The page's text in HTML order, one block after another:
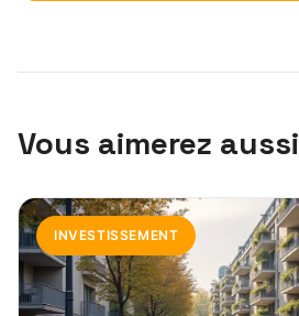
Vous aimerez aussi
INVESTISSEMENT